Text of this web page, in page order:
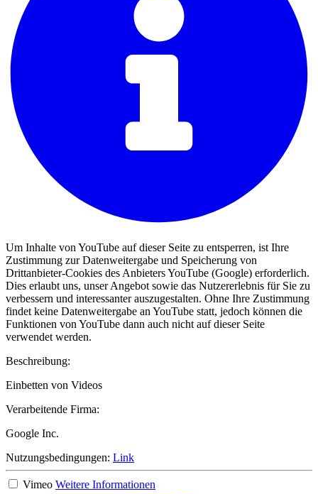
Um Inhalte von YouTube auf dieser Seite zu entsperren, ist Ihre
Zustimmung zur Datenweitergabe und Speicherung von
Drittanbieter-Cookies des Anbieters YouTube (Google) erforderlich.
Dies erlaubt uns, unser Angebot sowie das Nutzererlebnis für Sie zu
verbessern und interessanter auszugestalten. Ohne Ihre Zustimmung
findet keine Datenweitergabe an YouTube statt, jedoch können die
Funktionen von YouTube dann auch nicht auf dieser Seite
verwendet werden.
Beschreibung:
Einbetten von Videos
Verarbeitende Firma:
Google Inc.
Nutzungsbedingungen: Link
Vimeo Weitere Informationen